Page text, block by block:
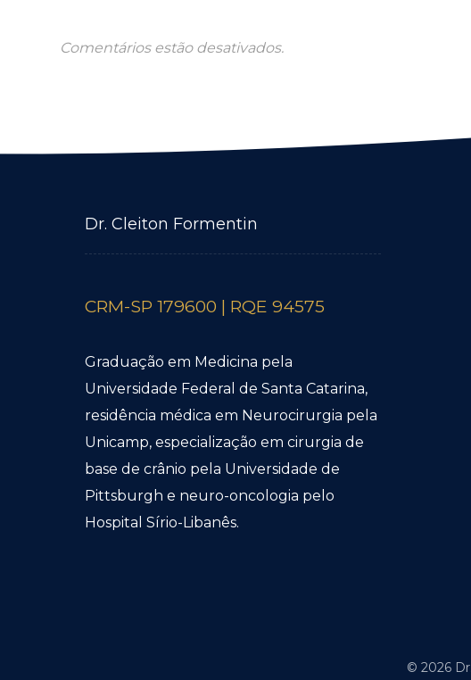
Comentários estão desativados.
Dr. Cleiton Formentin
CRM-SP 179600 | RQE 94575
Graduação em Medicina pela
Universidade Federal de Santa Catarina,
residência médica em Neurocirurgia pela
Unicamp, especialização em cirurgia de
base de crânio pela Universidade de
Pittsburgh e neuro-oncologia pelo
Hospital Sírio-Libanês.
© 2026